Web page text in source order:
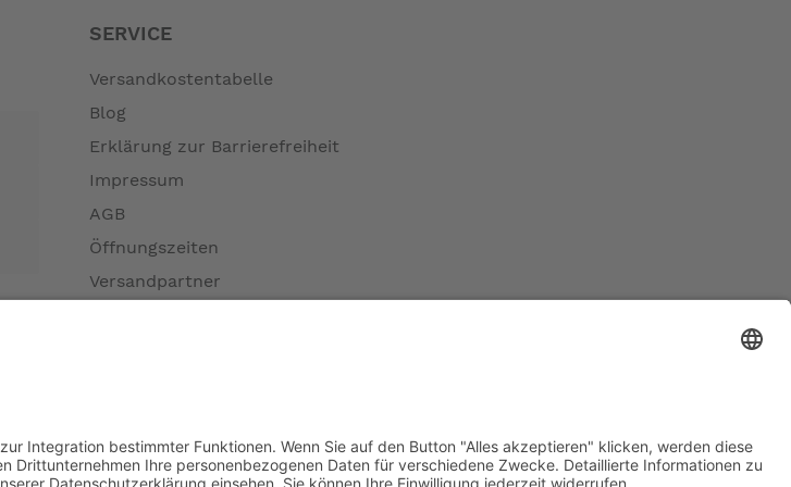
SERVICE
Versandkostentabelle
Blog
Erklärung zur Barrierefreiheit
Impressum
AGB
Öffnungszeiten
Versandpartner
Widerrufsrecht MS